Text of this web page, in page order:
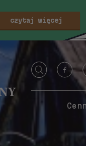
czytaj więcej